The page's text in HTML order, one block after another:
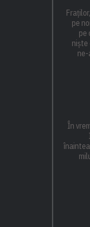
pe
pe
niște
În